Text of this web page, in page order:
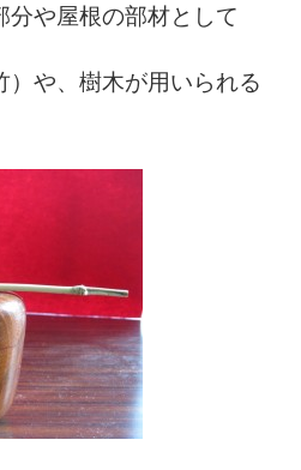
分や屋根の部材として
や、 樹木が用いられる